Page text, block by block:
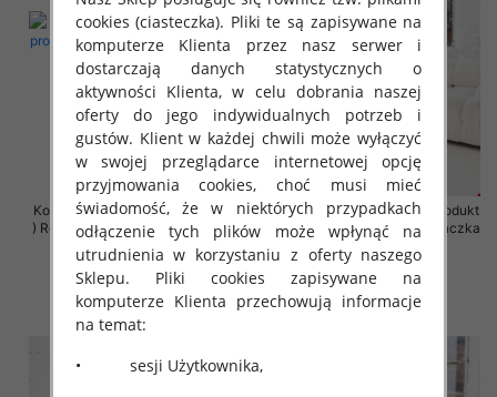
Komplet damskie (Polska produkt
) Roz 2XL-4XL , Mix Kolor Paczka
4 szt
68.00 zł
szczegóły
Komplet damskie (Polska produkt
) Roz 2XL-4XL , Mix Kolor Paczka
4 szt
68.00 zł
szczegóły
cookies (ciasteczka). Pliki te są zapisywane na
komputerze Klienta przez nasz serwer i
dostarczają danych statystycznych o
aktywności Klienta, w celu dobrania naszej
oferty do jego indywidualnych potrzeb i
gustów. Klient w każdej chwili może wyłączyć
w swojej przeglądarce internetowej opcję
przyjmowania cookies, choć musi mieć
świadomość, że w niektórych przypadkach
odłączenie tych plików może wpłynąć na
utrudnienia w korzystaniu z oferty naszego
Sklepu. Pliki cookies zapisywane na
komputerze Klienta przechowują informacje
na temat:
• sesji Użytkownika,